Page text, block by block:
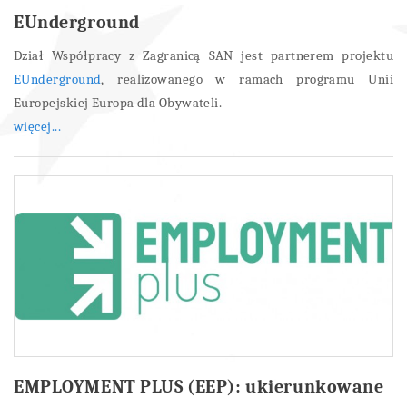
EUnderground
Dział Współpracy z Zagranicą SAN jest partnerem projektu
EUnderground, realizowanego w ramach programu Unii
Europejskiej Europa dla Obywateli.
więcej...
EMPLOYMENT PLUS (EEP): ukierunkowane